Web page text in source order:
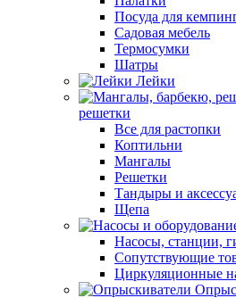
Посуда для
Садовая мебель
Термосумки
Шатры
Лейки
решетки
Все для растопки
Коптильни
Мангалы
Решетки
Тандыры и
Щепа
Насосы, станции,
Сопутствующие
Циркуляционные